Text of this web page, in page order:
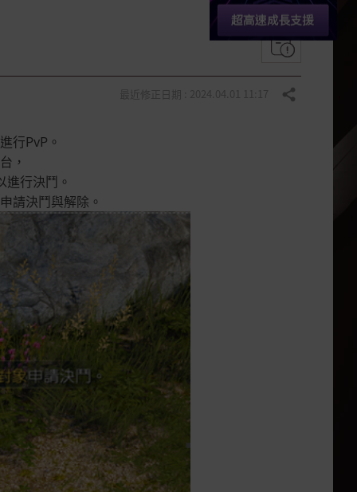
分享
行PvP。
，
行決鬥。
請決鬥與解除。